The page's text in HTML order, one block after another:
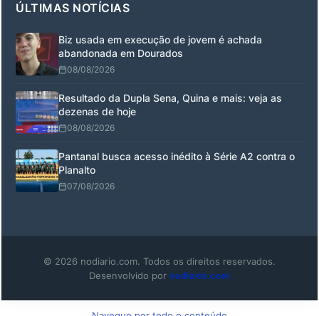
ÚLTIMAS NOTÍCIAS
Biz usada em execução de jovem é achada
abandonada em Dourados
08/08/2026
Resultado da Dupla Sena, Quina e mais: veja as
dezenas de hoje
08/08/2026
Pantanal busca acesso inédito à Série A2 contra o
Planalto
07/08/2026
© 2026 nodiario.com. Todos os direitos reservados.
Desenvolvido por nodiario.com